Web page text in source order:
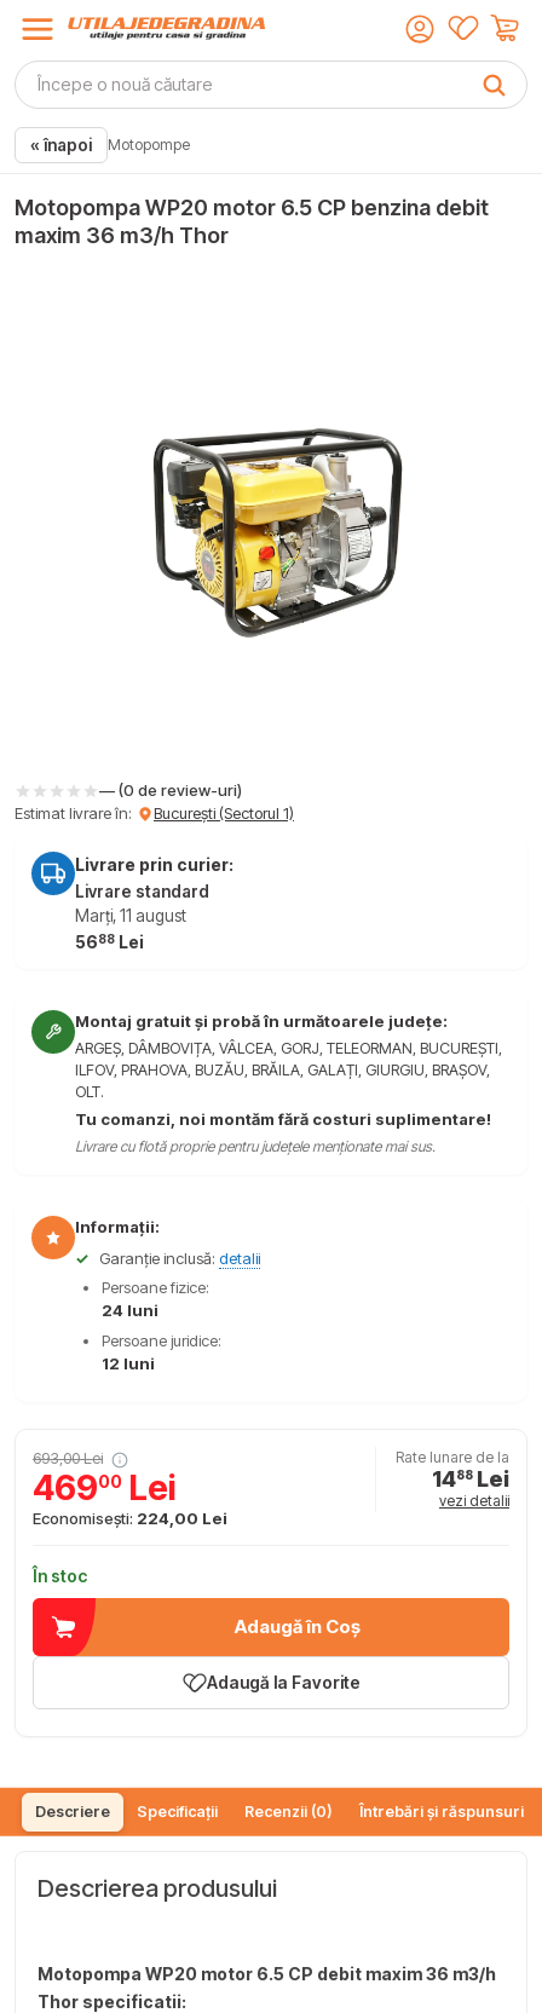
« înapoi Motopompe
Motopompa WP20 motor 6.5 CP benzina debit
maxim 36 m3/h Thor
— (0 de review-uri)
Estimat livrare în:
București (Sectorul 1)
Livrare prin curier:
Livrare standard
Marți, 11 august
5688 Lei
Montaj gratuit și probă în următoarele județe:
ARGEȘ, DÂMBOVIȚA, VÂLCEA, GORJ, TELEORMAN, BUCUREȘTI,
ILFOV, PRAHOVA, BUZĂU, BRĂILA, GALAȚI, GIURGIU, BRAȘOV,
OLT.
Tu comanzi, noi montăm fără costuri suplimentare!
Livrare cu flotă proprie pentru județele menționate mai sus.
Informații:
✓
Garanție inclusă: detalii
Persoane fizice:
24 luni
Persoane juridice:
12 luni
693,00 Lei
46900 Lei
Economisești: 224,00 Lei
Rate lunare de la
1488 Lei
vezi detalii
În stoc
Adaugă în Coș
Adaugă la Favorite
Descriere Specificații Recenzii (0) Întrebări și răspunsuri
Descrierea produsului
Motopompa WP20 motor 6.5 CP debit maxim 36 m3/h
Thor specificatii: